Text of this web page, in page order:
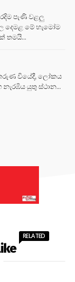
පැණි වළලු
දෙමළ මේ හැමෝම
තමයි...
තරුණ වියේදී, ලෝකය
යුතු ස්ථාන...
RELATED